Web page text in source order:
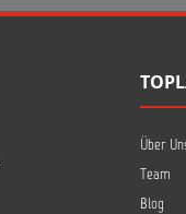
Über
Team
Blog